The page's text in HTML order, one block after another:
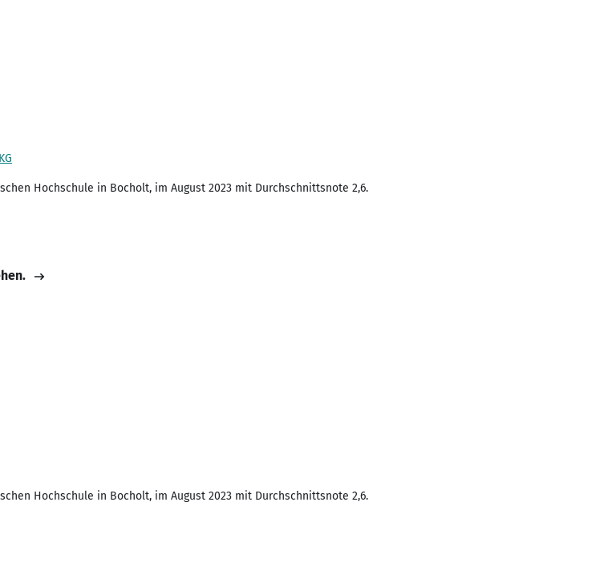
Hochschule in Bocholt, im August 2023 mit Durchschnittsnote 2,6.
Hochschule in Bocholt, im August 2023 mit Durchschnittsnote 2,6.